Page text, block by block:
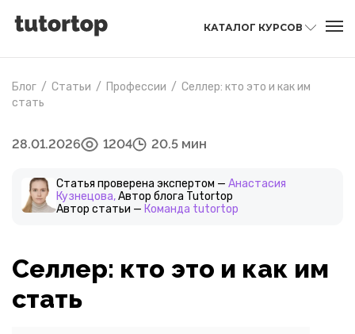
КАТАЛОГ КУРСОВ
Блог / Статьи / Профессии / Селлер: кто это и как им
стать
28.01.2026 1204 20.5 мин
Статья проверена экспертом — Анастасия
Кузнецова,Автор блога Tutortop
Автор статьи — Команда tutortop
Селлер: кто это и как им
стать